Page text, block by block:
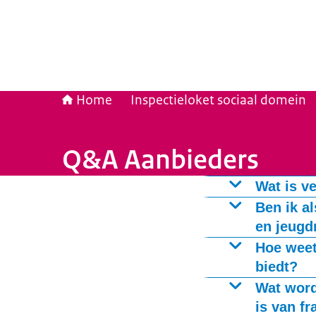
Home Inspectieloket sociaal domein
Q&A Aanbieders
Wat is
De
verschillende
gaten te
De
Ben ik
en
In de
vooraf een
moet voldoen
Hoe
biedt?
U kunt een
over die
Wat
is van